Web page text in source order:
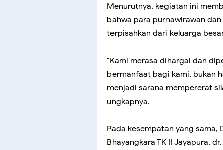
Menurutnya, kegiatan ini
bahwa para purnawirawan
terpisahkan dari keluarga
"Kami merasa dihargai dan
bermanfaat bagi kami, bukan
menjadi sarana mempererat
ungkapnya.
Pada kesempatan yang sama,
Bhayangkara TK II Jayapura,